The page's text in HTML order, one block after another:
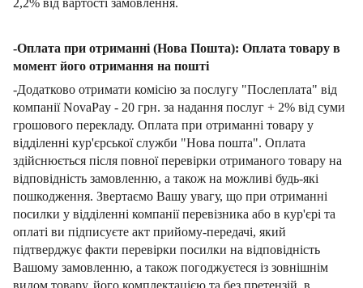
-Оплата при отриманні (Нова Пошта): Оплата товару в
момент його отримання на пошті
-Додатково отримати комісію за послугу "Послеплата" від
компанії NovaPay - 20 грн. за надання послуг + 2% від суми
грошового перекладу. Оплата при отриманні товару у
відділенні кур'єрської служби "Нова пошта". Оплата
здійснюється після повної перевірки отриманого товару на
відповідність замовленню, а також на можливі будь-які
пошкодження. Звертаємо Вашу увагу, що при отриманні
посилки у відділенні компанії перевізника або в кур'єрі та
оплаті ви підписуєте акт прийому-передачі, який
підтверджує факти перевірки посилки на відповідність
Вашому замовленню, а також погоджуєтеся із зовнішнім
видом товару, його комплектацією та без претензій. в